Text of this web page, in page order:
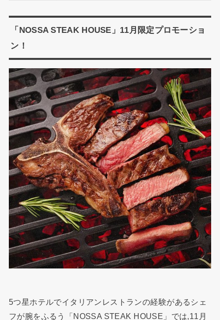
「NOSSA STEAK HOUSE」11月限定プロモーショ
ン！
5つ星ホテルでイタリアンレストランの経験があるシェ
フが腕をふるう「NOSSA STEAK HOUSE」では,11月